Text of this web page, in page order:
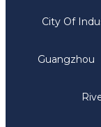
City Of
Guangzhou